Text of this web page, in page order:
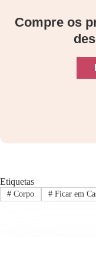
Compre os
Etiquetas
#Corpo #Ficar em